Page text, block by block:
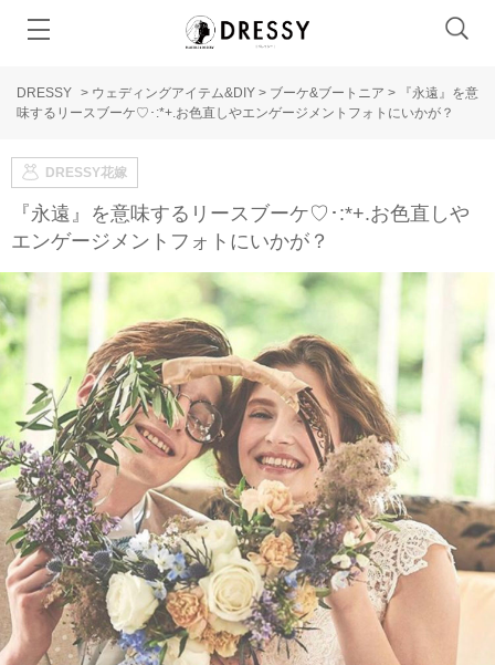
DRESSY > ウェディングアイテム&DIY > ブーケ&ブートニア >
『永遠』を意
味するリースブーケ♡･:*+.お色直しやエンゲージメントフォトにいかが？
DRESSY花嫁
『永遠』を意味するリースブーケ♡･:*+.お色直しや
エンゲージメントフォトにいかが？